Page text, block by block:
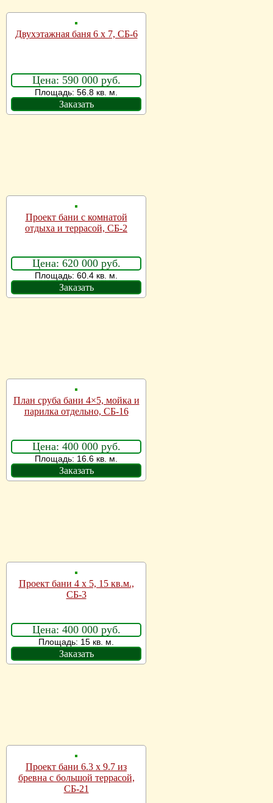
Двухэтажная баня 6 х 7, СБ-6
Цена: 590 000 руб.
Площадь: 56.8 кв. м.
Заказать
Проект бани с комнатой
отдыха и террасой, СБ-2
Цена: 620 000 руб.
Площадь: 60.4 кв. м.
Заказать
План сруба бани 4×5, мойка и
парилка отдельно, СБ-16
Цена: 400 000 руб.
Площадь: 16.6 кв. м.
Заказать
Проект бани 4 х 5, 15 кв.м.,
СБ-3
Цена: 400 000 руб.
Площадь: 15 кв. м.
Заказать
Проект бани 6.3 x 9.7 из
бревна с большой террасой,
СБ-21